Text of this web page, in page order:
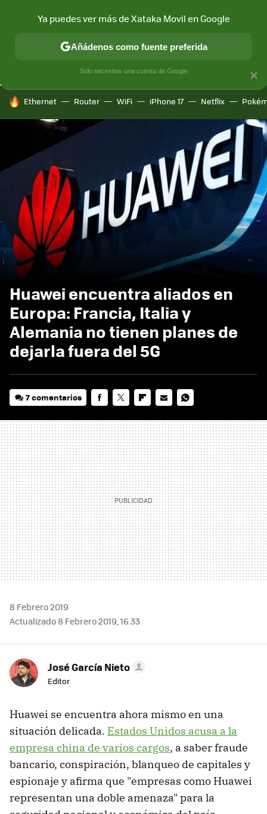
CONECTIVIDAD MÓVIL Y SOCIEDAD APLICACIONES
HOY SE HABLA DE
Ethernet Router WiFi iPhone 17 Netflix
Huawei encuentra aliados en
Europa: Francia, Italia y
Alemania no tienen planes de
dejarla fuera del 5G
7 comentarios
MAIL
8 Febrero 2019
Actualizado 8 Febrero 2019, 16:33
José García Nieto
Editor
Huawei se encuentra ahora mismo en una
situación delicada. Estados Unidos acusa a la
empresa china de varios cargos, a saber fraude
bancario, conspiración, blanqueo de capitales y
espionaje y afirma que "empresas como Huawei
representan una doble amenaza" para la
×
Ya puedes ver más de Xataka Movil en Google
Añádenos como fuente preferida
Solo necesitas una cuenta de Google